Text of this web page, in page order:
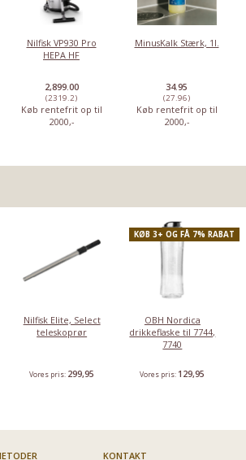
Moerman
vinduespudsersæt
Moerman
clickskraber
Vores
Nilfisk VP930 Pro
HEPA HF
2,899.00
(2319.2)
Køb rentefrit op til
2000,-
MinusKalk Stærk, 1l.
34.95
(27.96)
Køb rentefrit op til
2000,-
Nilfisk Elite, Select
teleskoprør
Vores pris: 299,95
KØB 3+ OG FÅ 7% RABAT
OBH Nordica
drikkeflaske til 7744,
7740
Vores pris: 129,95
KONTAKT